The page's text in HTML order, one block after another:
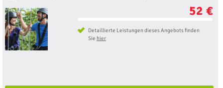
52 €
Detaillierte Leistungen dieses Angebots finden
Sie hier